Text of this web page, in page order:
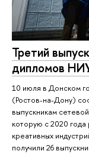
Третий
дипломов
10 июля в Донском
(Ростов-на-Дону)
выпускникам
которую с 2020 года
креативных
получили 26